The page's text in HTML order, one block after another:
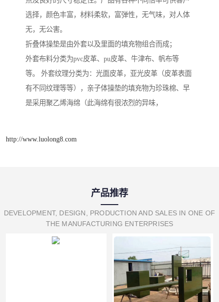
选择，颜色丰富，材料柔软，富弹性，无气味，对人体
无，无公害。
折叠体操垫是由外套以及里面的填充物组合而成；
外套布料分类为pvc皮革、pu皮革、牛津布、帆布等
等。 外套纹理分类为：光面皮革，亚光皮革（皮革表面
有不同纹理等等），亲子体操垫的填充物为珍珠棉、早
是采用聚乙烯海绵（此海绵有很浓烈的异味，
http://www.luolong8.com
产品推荐
DEVELOPMENT, DESIGN, PRODUCTION AND SALES IN ONE OF
THE MANUFACTURING ENTERPRISES